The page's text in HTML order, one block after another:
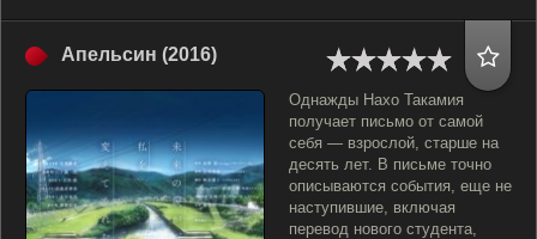
Апельсин (2016)
Однажды Нахо Такамия
получает письмо от самой
себя — взрослой, старше на
десять лет. В письме точно
описываются события, еще не
наступившие, включая
перевод нового студента,